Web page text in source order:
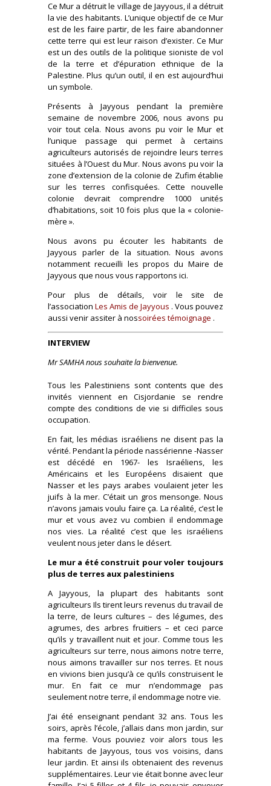
Ce Mur a détruit le village de Jayyous, il a détruit
la vie des habitants. L’unique objectif de ce Mur
est de les faire partir, de les faire abandonner
cette terre qui est leur raison d’exister. Ce Mur
est un des outils de la politique sioniste de vol
de la terre et d’épuration ethnique de la
Palestine. Plus qu’un outil, il en est aujourd’hui
un symbole.
Présents à Jayyous pendant la première
semaine de novembre 2006, nous avons pu
voir tout cela. Nous avons pu voir le Mur et
l’unique passage qui permet à certains
agriculteurs autorisés de rejoindre leurs terres
situées à l’Ouest du Mur. Nous avons pu voir la
zone d’extension de la colonie de Zufim établie
sur les terres confisquées. Cette nouvelle
colonie devrait comprendre 1000 unités
d’habitations, soit 10 fois plus que la « colonie-
mère ».
Nous avons pu écouter les habitants de
Jayyous parler de la situation. Nous avons
notamment recueilli les propos du Maire de
Jayyous que nous vous rapportons ici.
Pour plus de détails, voir le site de
l’association Les Amis de Jayyous . Vous pouvez
aussi venir assiter à nossoirées témoignage .
INTERVIEW
Mr SAMHA nous souhaite la bienvenue.
Tous les Palestiniens sont contents que des
invités viennent en Cisjordanie se rendre
compte des conditions de vie si difficiles sous
occupation.
En fait, les médias israéliens ne disent pas la
vérité. Pendant la période nassérienne -Nasser
est décédé en 1967- les Israéliens, les
Américains et les Européens disaient que
Nasser et les pays arabes voulaient jeter les
juifs à la mer. C’était un gros mensonge. Nous
n’avons jamais voulu faire ça. La réalité, c’est le
mur et vous avez vu combien il endommage
nos vies. La réalité c’est que les israéliens
veulent nous jeter dans le désert.
Le mur a été construit pour voler toujours
plus de terres aux palestiniens
A Jayyous, la plupart des habitants sont
agriculteurs Ils tirent leurs revenus du travail de
la terre, de leurs cultures – des légumes, des
agrumes, des arbres fruitiers – et ceci parce
qu’ils y travaillent nuit et jour. Comme tous les
agriculteurs sur terre, nous aimons notre terre,
nous aimons travailler sur nos terres. Et nous
en vivions bien jusqu’à ce qu’ils construisent le
mur. En fait ce mur n’endommage pas
seulement notre terre, il endommage notre vie.
J’ai été enseignant pendant 32 ans. Tous les
soirs, après l’école, j’allais dans mon jardin, sur
ma ferme. Vous pouviez voir alors tous les
habitants de Jayyous, tous vos voisins, dans
leur jardin. Et ainsi ils obtenaient des revenus
supplémentaires. Leur vie était bonne avec leur